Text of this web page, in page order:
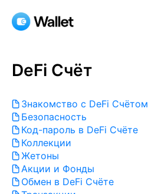
DeFi Счёт
Знакомство с DeFi Счётом
Безопасность
Код-пароль в DeFi Счёте
Коллекции
Жетоны
Акции и Фонды
Обмен в DeFi Счёте